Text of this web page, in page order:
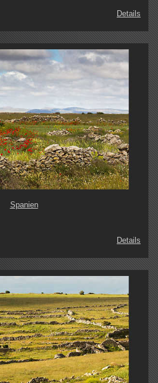
Details
Spanien
Details